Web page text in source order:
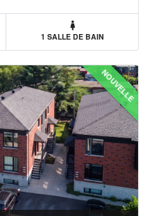
1 SALLE DE BAIN
NOUVELLE